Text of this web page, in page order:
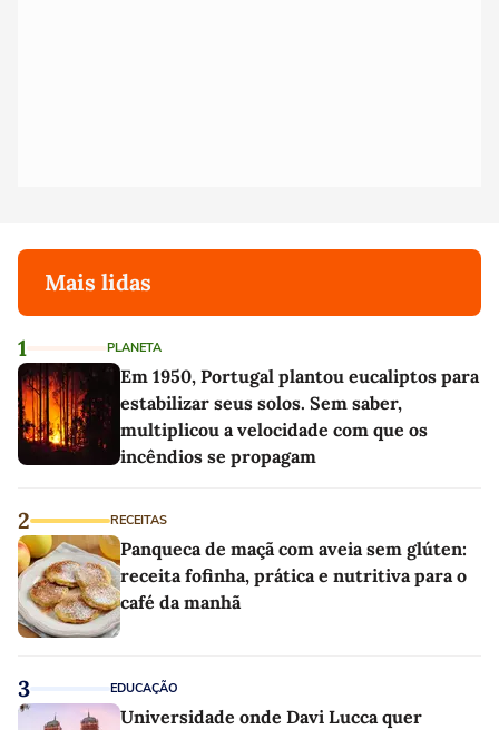
Mais lidas
1 PLANETA
Em 1950, Portugal plantou eucaliptos para
estabilizar seus solos. Sem saber,
multiplicou a velocidade com que os
incêndios se propagam
2 RECEITAS
Panqueca de maçã com aveia sem glúten:
receita fofinha, prática e nutritiva para o
café da manhã
3 EDUCAÇÃO
Universidade onde Davi Lucca quer